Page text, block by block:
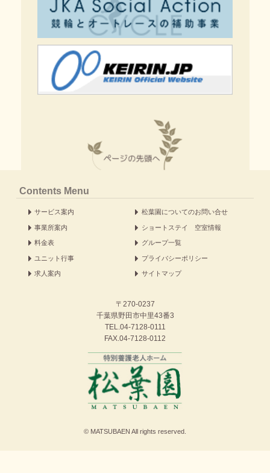
Contents Menu
サービス案内 松葉園についてのお問い合せ
事業所案内 ショートステイ 空室情報
料金表 グループ一覧
ユニット行事 プライバシーポリシー
求人案内 サイトマップ
〒270-0237
千葉県野田市中里43番3
TEL. 04-7128-0111
FAX.04-7128-0112
© MATSUBAEN All rights reserved.